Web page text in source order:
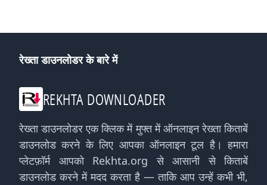
रेख्ता डाउनलोडर के बारे में
REKHTA DOWNLOADER
रेख्ता डाउनलोडर एक क्लिक में मुफ्त में ऑनलाइन रेख्ता किताबें
डाउनलोड करने के लिए आपका ऑनलाइन टूल है। हमारा
प्लेटफ़ॉर्म आपको Rekhta.org से आसानी से किताबें
डाउनलोड करने में मदद करता है — ताकि आप उन्हें कभी भी,